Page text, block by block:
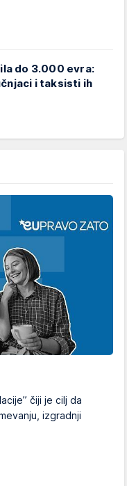
do 3.000 evra:
i taksisti ih
čiji je cilj da
izgradnji